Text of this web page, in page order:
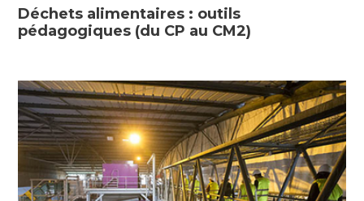
Déchets alimentaires : outils
pédagogiques (du CP au CM2)